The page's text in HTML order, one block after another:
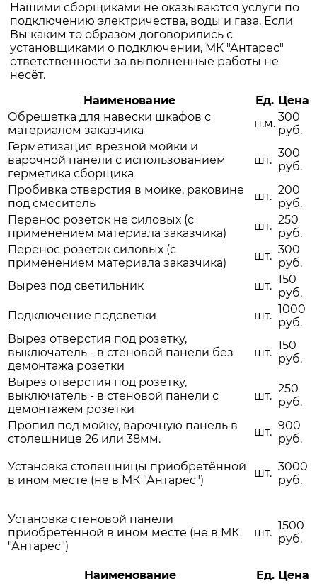
Нашими сборщиками не оказываются услуги по
подключению электричества, воды и газа. Если
Вы каким то образом договорились с
установщиками о подключении, МК "Антарес"
ответственности за выполненные работы не
несёт.
Наименование
Ед. Цена
Обрешетка для навески шкафов с
материалом заказчика
п.м. 300
руб.
Герметизация врезной мойки и
варочной панели с использованием
герметика сборщика
шт.
300
руб.
Пробивка отверстия в мойке, раковине
под смеситель
шт. 200
руб.
Перенос розеток не силовых (с
применением материала заказчика)
шт. 250
руб.
Перенос розеток силовых (с
применением материала заказчика)
шт. 300
руб.
Вырез под светильник
шт. 150
руб.
Подключение подсветки
шт. 1000
руб.
Вырез отверстия под розетку,
выключатель - в стеновой панели без
демонтажа розетки
шт.
150
руб.
Вырез отверстия под розетку,
выключатель - в стеновой панели с
демонтажем розетки
шт.
250
руб.
Пропил под мойку, варочную панель в
столешнице 26 или 38мм.
шт. 900
руб.
Установка столешницы приобретённой
в ином месте (не в МК "Антарес")
шт. 3000
руб.
Установка стеновой панели
приобретённой в ином месте (не в МК
"Антарес")
шт.
1500
руб.
Наименование Ед. Цена